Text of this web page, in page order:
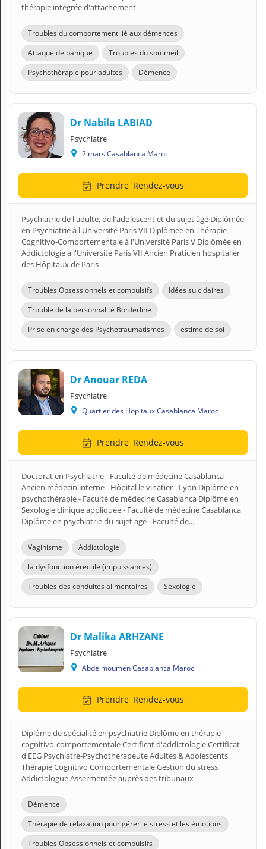
thérapie intégrée d'attachement
Troubles du comportement lié aux démences
Attaque de panique
Troubles du sommeil
Psychothérapie pour adultes
Démence
Dr Nabila LABIAD
Psychiatre
2 mars Casablanca Maroc
Prendre Rendez-vous
Psychiatrie de l'adulte, de l'adolescent et du sujet âgé Diplômée
en Psychiatrie à l'Université Paris VII Diplômée en Thérapie
Cognitivo-Comportementale à l'Université Paris V Diplômée en
Addictologie à l'Université Paris VII Ancien Praticien hospitalier
des Hôpitaux de Paris
Troubles Obsessionnels et compulsifs
Idées suicidaires
Trouble de la personnalité Borderline
Prise en charge des Psychotraumatismes
estime de soi
Dr Anouar REDA
Psychiatre
Quartier des Hopitaux Casablanca Maroc
Prendre Rendez-vous
Doctorat en Psychiatrie - Faculté de médecine Casablanca
Ancien médecin interne - Hôpital le vinatier - Lyon Diplôme en
psychothérapie - Faculté de médecine Casablanca Diplôme en
Sexologie clinique appliquée - Faculté de médecine Casablanca
Diplôme en psychiatrie du sujet agé - Faculté de...
Vaginisme
Addictologie
la dysfonction érectile (impuissances)
Troubles des conduites alimentaires
Sexologie
Dr Malika ARHZANE
Psychiatre
Abdelmoumen Casablanca Maroc
Prendre Rendez-vous
Diplôme de spécialité en psychiatrie Diplôme en thérapie
cognitivo-comportementale Certificat d'addictologie Certificat
d'EEG Psychiatre-Psychothérapeute Adultes & Adolescents
Thérapie Cognitivo Comportementale Gestion du stress
Addictologue Assermentée auprès des tribunaux
Démence
Thérapie de relaxation pour gérer le stress et les émotions
Troubles Obsessionnels et compulsifs